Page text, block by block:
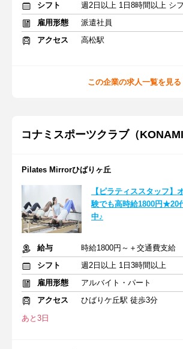
シフト
雇用形態
派遣社員
アクセス
高松駅
この企業の求人一覧を見る
コナミスポーツクラブ（KONAMI
Pilates Mirrorひばりヶ丘
【ピラティススタッフ】
験でも高時給1800円★20
中♪
給与
時給1800円～＋交通費支給
シフト
週2日以上 1日3時間以上
雇用形態
アルバイト・パート
アクセス
ひばりケ丘駅 徒歩3分
あと3日